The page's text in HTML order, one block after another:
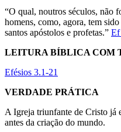
“O qual, noutros séculos, não
homens, como, agora, tem
santos apóstolos e profetas.” Ef
LEITURA BÍBLICA COM
Efésios 3.1-21
VERDADE PRÁTICA
A Igreja triunfante de Cristo já
antes da criação do mundo.